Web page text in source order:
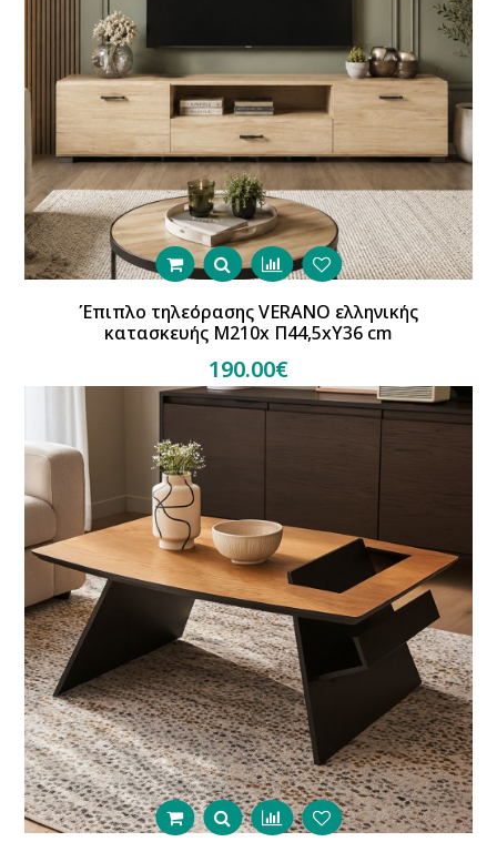
Έπιπλο τηλεόρασης VERANO ελληνικής
κατασκευής Μ210x Π44,5xΥ36 cm
190.00€